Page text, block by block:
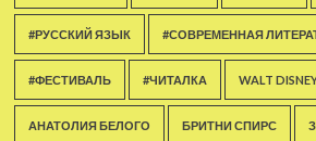
#РУССКИЙ ЯЗЫК #СОВРЕМЕННАЯ
#ФЕСТИВАЛЬ #ЧИТАЛКА WALT
АНАТОЛИЯ БЕЛОГО БРИТНИ СПИРС